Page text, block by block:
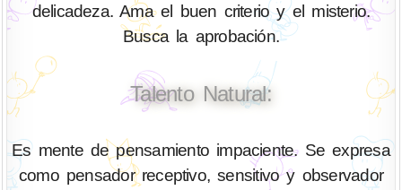
delicadeza. Ama el buen criterio y el misterio.
Busca la aprobación.
Talento Natural:
Es mente de pensamiento impaciente. Se expresa
como pensador receptivo, sensitivo y observador